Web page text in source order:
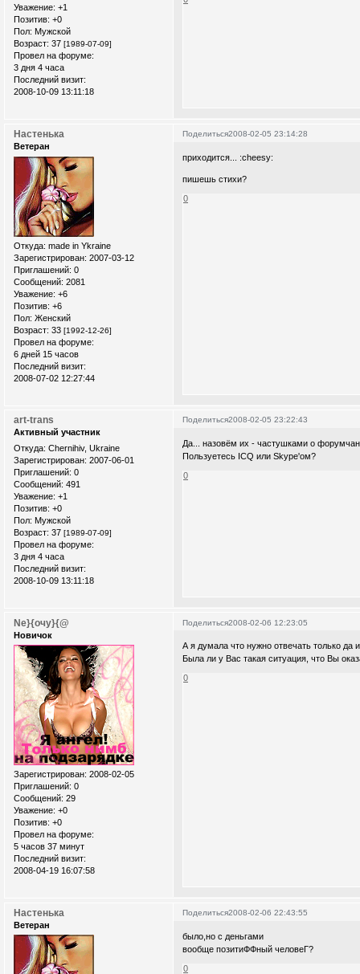
Уважение: +1
Позитив: +0
Пол: Мужской
Возраст: 37 [1989-07-09]
Провел на форуме:
3 дня 4 часа
Последний визит:
2008-10-09 13:11:18
Поделиться2008-02-05 23:14:28
Настенька
Ветеран
Откуда: made in Ykraine
Зарегистрирован: 2007-03-12
Приглашений: 0
Сообщений: 2081
Уважение: +6
Позитив: +6
Пол: Женский
Возраст: 33 [1992-12-26]
Провел на форуме:
6 дней 15 часов
Последний визит:
2008-07-02 12:27:44
приходится... :cheesy:
пишешь стихи?
0
Поделиться2008-02-05 23:22:43
art-trans
Активный участник
Откуда: Chernihiv, Ukraine
Зарегистрирован: 2007-06-01
Приглашений: 0
Сообщений: 491
Уважение: +1
Позитив: +0
Пол: Мужской
Возраст: 37 [1989-07-09]
Провел на форуме:
3 дня 4 часа
Последний визит:
2008-10-09 13:11:18
Да... назовём их - частушками о
Пользуетесь ICQ или Skypе'ом?
0
Поделиться2008-02-06 12:23:05
Ne}{очу}{@
Новичок
Зарегистрирован: 2008-02-05
Приглашений: 0
Сообщений: 29
Уважение: +0
Позитив: +0
Провел на форуме:
5 часов 37 минут
Последний визит:
2008-04-19 16:07:58
А я думала что нужно отвечать только да
Была ли у Вас такая ситуация, что Вы
0
Поделиться2008-02-06 22:43:55
Настенька
Ветеран
было,но с деньгами
вообще позитиФФный человеГ?
0